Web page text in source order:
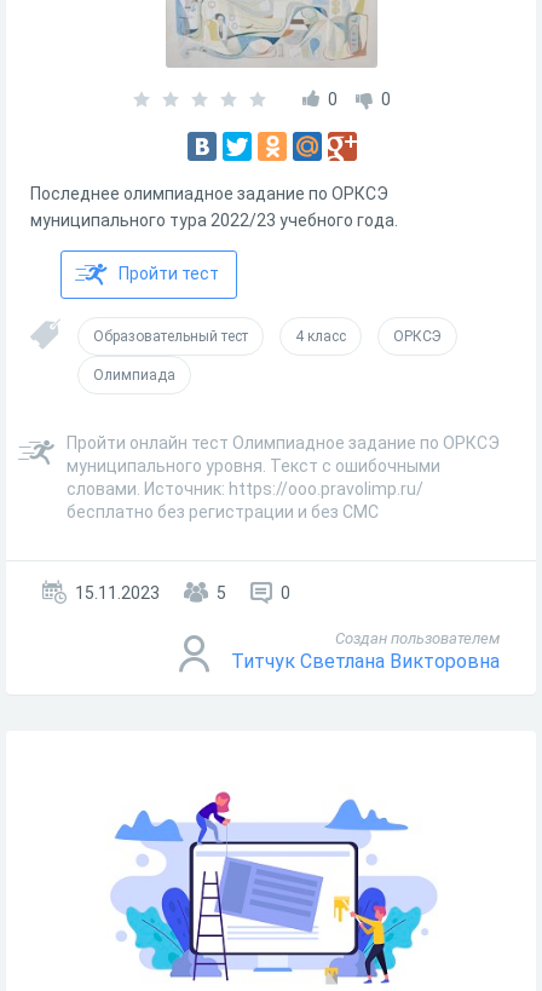
0 0
Последнее олимпиадное задание по ОРКСЭ
муниципального тура 2022/23 учебного года.
Пройти тест
Образовательный тест 4 класс ОРКСЭ
Олимпиада
Пройти онлайн тест Олимпиадное задание по ОРКСЭ
муниципального уровня. Текст с ошибочными
словами. Источник: https://ooo.pravolimp.ru/
бесплатно без регистрации и без СМС
15.11.2023 5 0
Создан пользователем
Титчук Светлана Викторовна